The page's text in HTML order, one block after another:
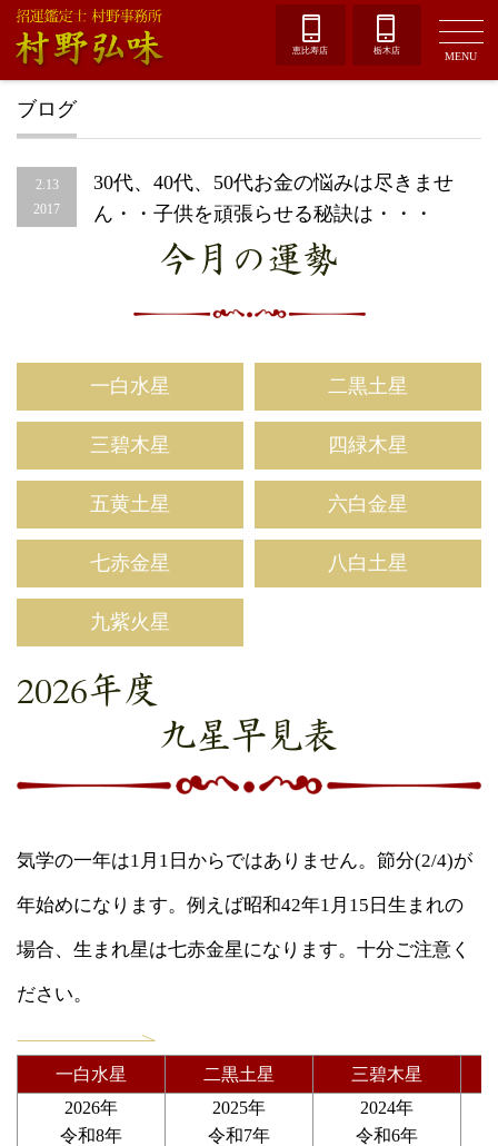
恵比寿店 栃木店 MENU
ブログ
2.13
2017
30代、40代、50代お金の悩みは尽きませ
ん・・子供を頑張らせる秘訣は・・・
今月の運勢
一白水星 二黒土星
三碧木星 四緑木星
五黄土星 六白金星
七赤金星 八白土星
九紫火星
2026年度
九星早見表
気学の一年は1月1日からではありません。節分(2/4)が
年始めになります。例えば昭和42年1月15日生まれの
場合、生まれ星は七赤金星になります。十分ご注意く
ださい。
一白水星 二黒土星
三碧木星
2026年
令和8年
2025年
令和7年
2024年
令和6年